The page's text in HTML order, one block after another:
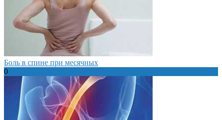
Боль в спине при месячных
0